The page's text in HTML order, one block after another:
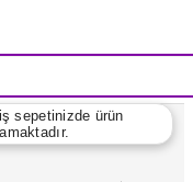
sepetinizde ürün